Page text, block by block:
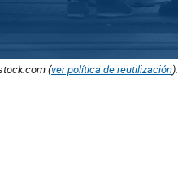
(ver política de reutilización).